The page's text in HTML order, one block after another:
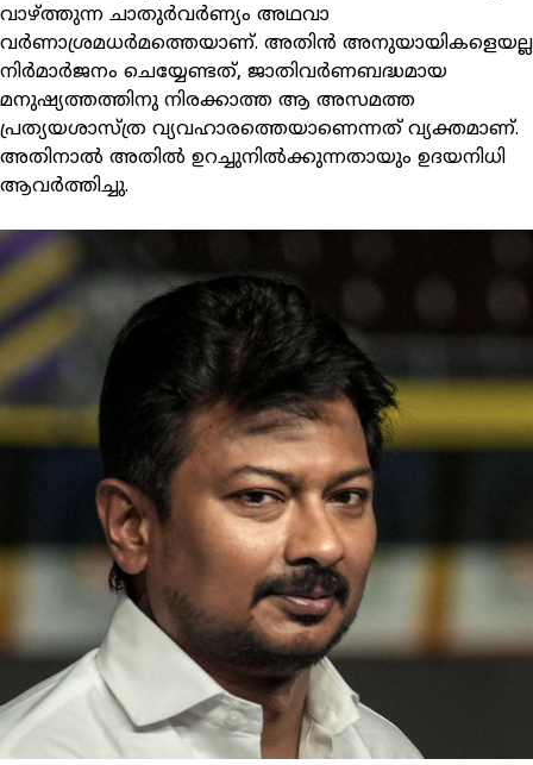
വാഴ്ത്തുന്ന ചാതുര്‍വര്‍ണ്യം അഥവാ
വര്‍ണാശ്രമധര്‍മത്തെയാണ്. അതിന്‍ അനുയായികളെയല്ല
നിര്‍മാര്‍ജനം ചെയ്യേണ്ടത്, ജാതിവര്‍ണബദ്ധമായ
മനുഷ്യത്തത്തിനു നിരക്കാത്ത ആ അസമത്ത
പ്രത്യയശാസ്ത്ര വ്യവഹാരത്തെയാണെന്നത് വ്യക്തമാണ്.
അതിനാല്‍ അതില്‍ ഉറച്ചുനില്‍ക്കുന്നതായും ഉദയനിധി
ആവര്‍ത്തിച്ചു.